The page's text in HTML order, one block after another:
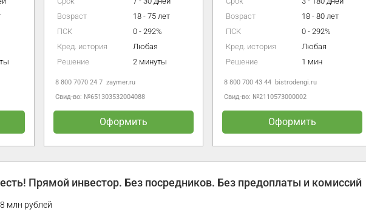
Возраст
18 - 75 лет
ПСК
0 - 292%
Кред. история
Любая
Решение
2 минуты
8 800 7070 24 7 zaymer.ru
Свид-во: №651303532004088
Оформить
Возраст
18 - 80 лет
ПСК
0 - 292%
Кред. история
Любая
Решение
1 мин
8 800 700 43 44 bistrodengi.ru
Свид-во: №2110573000002
Оформить
Прямой инвестор. Без посредников. Без предоплаты и комиссий
млн рублей